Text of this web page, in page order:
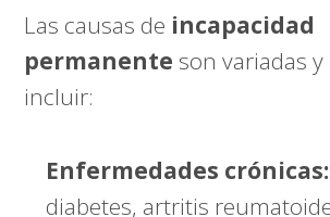
Las causas de incapacidad
permanente son variadas
incluir:
Enfermedades crónicas:
diabetes, artritis